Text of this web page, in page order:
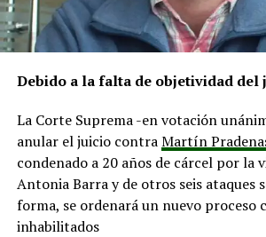
Debido a la falta de objetividad del
La Corte Suprema -en votación
anular el juicio contraMartín
condenado a 20 años de cárcel por la
Antonia Barra y de otros seis ataques
forma, se ordenará un nuevo proceso
inhabilitados